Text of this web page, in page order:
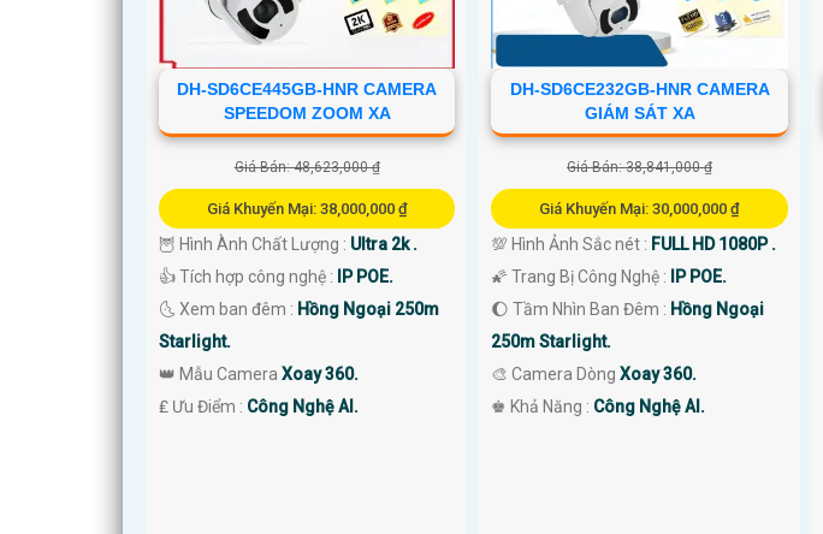
DH-SD6CE445GB-HNR CAMERA
SPEEDOM ZOOM XA
Giá Bán: 48,623,000 ₫
Giá Khuyến Mại: 38,000,000 ₫
🦉 Hình Ành Chất Lượng : Ultra 2k .
👍 Tích hợp công nghệ :
IP POE.
🌜 Xem ban đêm : Hồng Ngoại 250m
Starlight.
👑 Mẫu Camera Xoay 360.
️₤ Ưu Điểm : Công Nghệ AI.
DH-SD6CE232GB-HNR CAMERA
GIÁM SÁT XA
Giá Bán: 38,841,000 ₫
Giá Khuyến Mại: 30,000,000 ₫
💯 Hình Ảnh Sắc nét : FULL HD 1080P .
🌠 Trang Bị Công Nghệ :
IP POE.
🌔 Tầm Nhìn Ban Đêm : Hồng Ngoại
250m Starlight.
🎨 Camera DòngXoay 360.
️♚ Khả Năng : Công Nghệ AI.